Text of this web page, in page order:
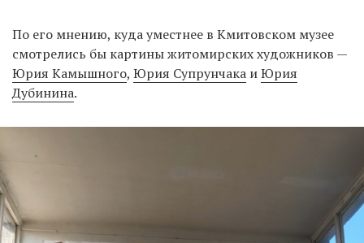
По его мнению, куда уместнее в Кмитовском музее
смотрелись бы картины житомирских художников —
Юрия Камышного, Юрия Супрунчака иЮрия
Дубинина.